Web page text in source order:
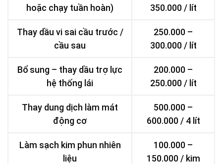
hoặc chạy tuần hoàn)
350.000 / lít
Thay dầu vi sai cầu trước /
cầu sau
250.000 –
300.000 / lít
Bổ sung – thay dầu trợ lực
hệ thống lái
200.000 –
250.000 / lít
Thay dung dịch làm mát
động cơ
500.000 –
600.000 / 4 lít
Làm sạch kim phun nhiên
liệu
100.000 –
150.000 / kim